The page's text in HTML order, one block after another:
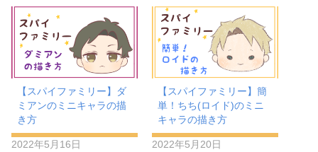
【スパイファミリー】ダ
ミアンのミニキャラの描
き方
2022年5月16日
【スパイファミリー】簡
単！ちち(ロイド)のミニ
キャラの描き方
2022年5月20日